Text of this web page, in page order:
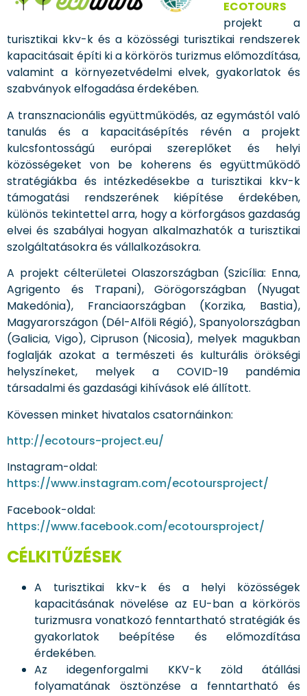
ECOTOURS
projekt a
turisztikai kkv-k és a közösségi turisztikai rendszerek
kapacitásait építi ki a körkörös turizmus előmozdítása,
valamint a környezetvédelmi elvek, gyakorlatok és
szabványok elfogadása érdekében.
A transznacionális együttműködés, az egymástól való
tanulás és a kapacitásépítés révén a projekt
kulcsfontosságú európai szereplőket és helyi
közösségeket von be koherens és együttműködő
stratégiákba és intézkedésekbe a turisztikai kkv-k
támogatási rendszerének kiépítése érdekében,
különös tekintettel arra, hogy a körforgásos gazdaság
elvei és szabályai hogyan alkalmazhatók a turisztikai
szolgáltatásokra és vállalkozásokra.
A projekt célterületei Olaszországban (Szicília: Enna,
Agrigento és Trapani), Görögországban (Nyugat
Makedónia), Franciaországban (Korzika, Bastia),
Magyarországon (Dél-Alföli Régió), Spanyolországban
(Galicia, Vigo), Cipruson (Nicosia), melyek magukban
foglalják azokat a természeti és kulturális örökségi
helyszíneket, melyek a COVID-19 pandémia
társadalmi és gazdasági kihívások elé állított.
Kövessen minket hivatalos csatornáinkon:
http://ecotours-project.eu/
Instagram-oldal:
https://www.instagram.com/ecotoursproject/
Facebook-oldal:
https://www.facebook.com/ecotoursproject/
CÉLKITŰZÉSEK
A turisztikai kkv-k és a helyi közösségek
kapacitásának növelése az EU-ban a körkörös
turizmusra vonatkozó fenntartható stratégiák és
gyakorlatok beépítése és előmozdítása
érdekében.
Az idegenforgalmi KKV-k zöld átállási
folyamatának ösztönzése a fenntartható és